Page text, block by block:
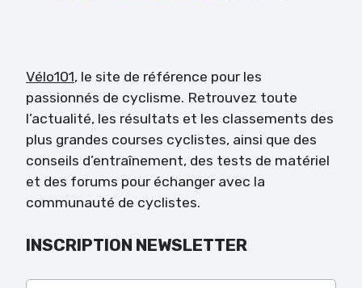
Vélo101, le site de référence pour les
passionnés de cyclisme. Retrouvez toute
l’actualité, les résultats et les classements des
plus grandes courses cyclistes, ainsi que des
conseils d’entraînement, des tests de matériel
et des forums pour échanger avec la
communauté de cyclistes.
INSCRIPTION NEWSLETTER